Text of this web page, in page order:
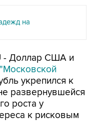
на
- Доллар США и
"Московской
укрепился к
развернувшейся
роста у
к рисковым